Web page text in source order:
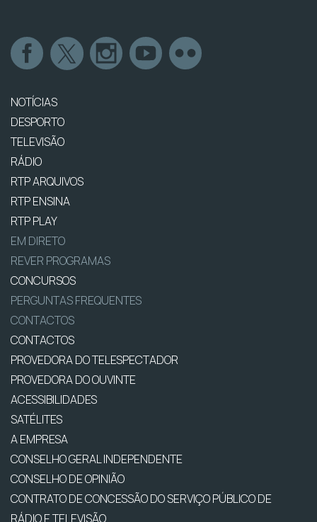
NOTÍCIAS
DESPORTO
TELEVISÃO
RÁDIO
RTP ARQUIVOS
RTP ENSINA
RTP PLAY
EM DIRETO
REVER PROGRAMAS
CONCURSOS
PERGUNTAS FREQUENTES
CONTACTOS
CONTACTOS
PROVEDORA DO TELESPECTADOR
PROVEDORA DO OUVINTE
ACESSIBILIDADES
SATÉLITES
A EMPRESA
CONSELHO GERAL INDEPENDENTE
CONSELHO DE OPINIÃO
CONTRATO DE CONCESSÃO DO SERVIÇO PÚBLICO DE
RÁDIO E TELEVISÃO